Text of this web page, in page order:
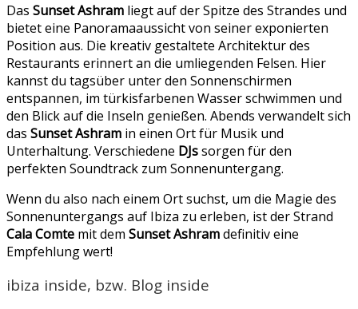
Das Sunset Ashram liegt auf der Spitze des Strandes und
bietet eine Panoramaaussicht von seiner exponierten
Position aus. Die kreativ gestaltete Architektur des
Restaurants erinnert an die umliegenden Felsen. Hier
kannst du tagsüber unter den Sonnenschirmen
entspannen, im türkisfarbenen Wasser schwimmen und
den Blick auf die Inseln genießen. Abends verwandelt sich
das Sunset Ashram in einen Ort für Musik und
Unterhaltung. Verschiedene DJssorgen für den
perfekten Soundtrack zum Sonnenuntergang.
Wenn du also nach einem Ort suchst, um die Magie des
Sonnenuntergangs auf Ibiza zu erleben, ist der Strand
Cala Comte mit dem Sunset Ashramdefinitiv eine
Empfehlung wert!
ibiza inside, bzw. Blog inside